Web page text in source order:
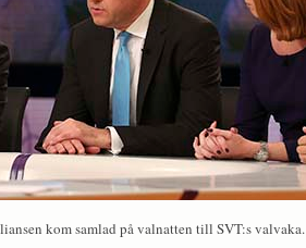
kom samlad på valnatten till SVT:s valvaka.